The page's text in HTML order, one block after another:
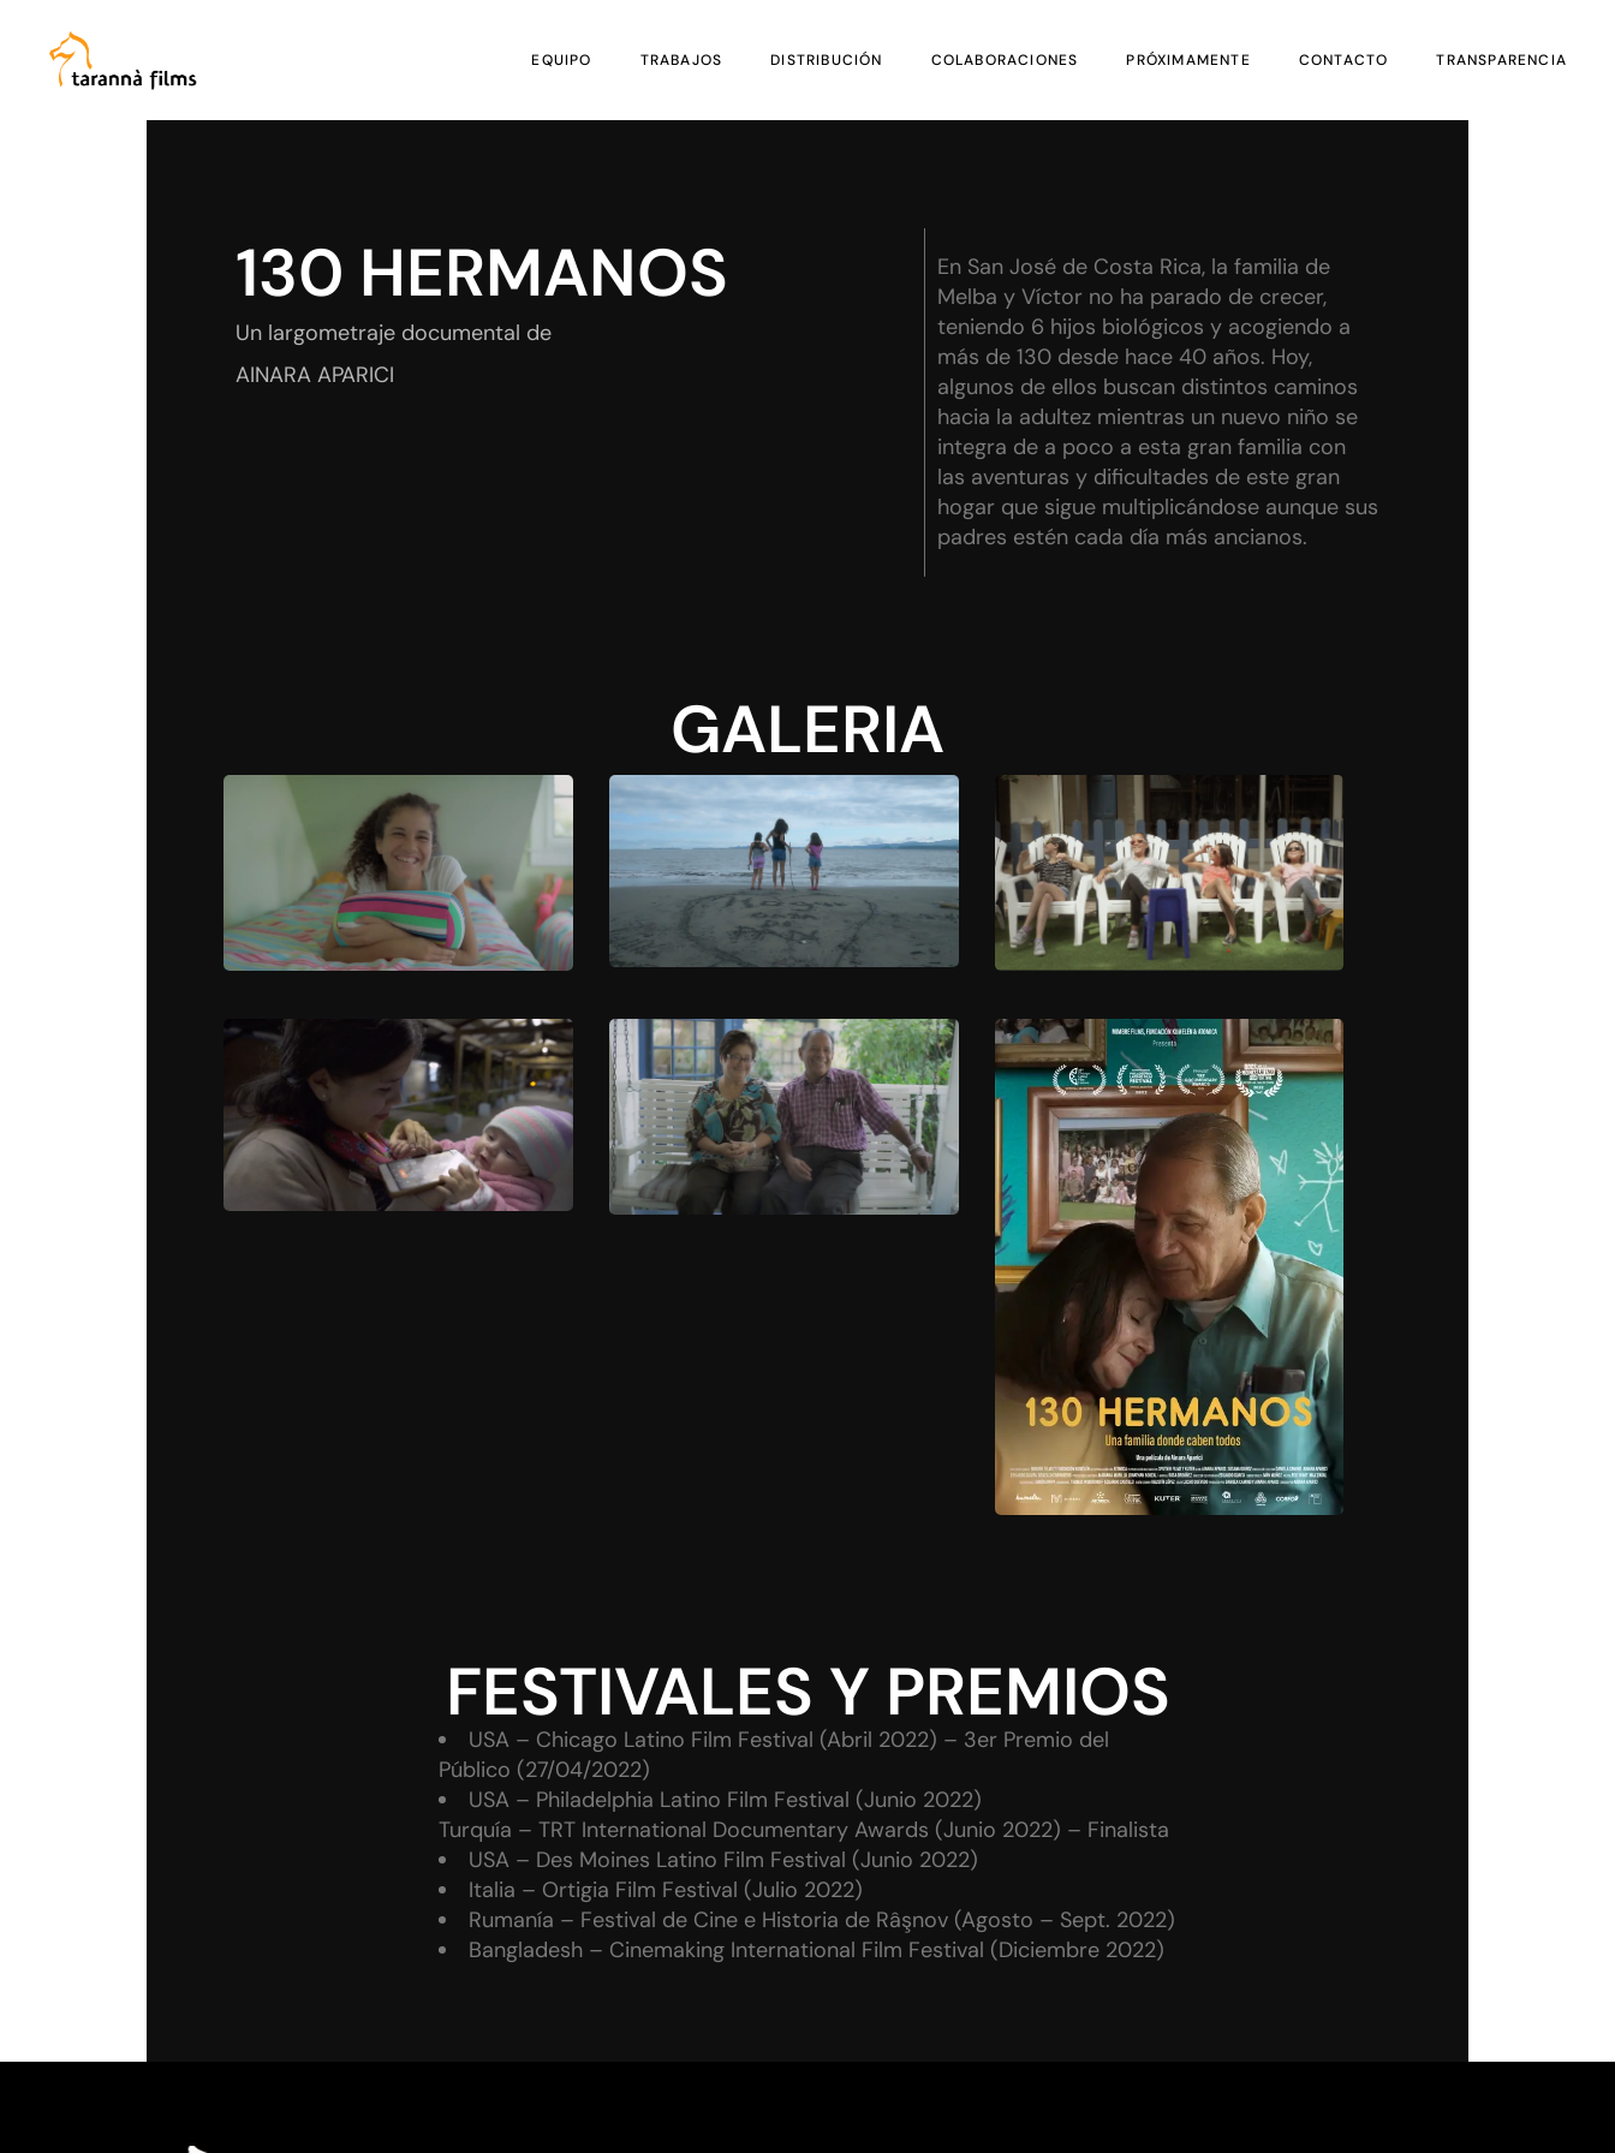
EQUIPO TRABAJOS DISTRIBUCIÓN COLABORACIONES PRÓXIMAMENTE CONTACTO TRANSPARENCIA
130 HERMANOS
Un largometraje documental de
AINARA APARICI
En San José de Costa Rica, la familia de
Melba y Víctor no ha parado de crecer,
teniendo 6 hijos biológicos y acogiendo a
más de 130 desde hace 40 años. Hoy,
algunos de ellos buscan distintos caminos
hacia la adultez mientras un nuevo niño se
integra de a poco a esta gran familia con
las aventuras y dificultades de este gran
hogar que sigue multiplicándose aunque sus
padres estén cada día más ancianos.
GALERIA
FESTIVALES Y PREMIOS
USA – Chicago Latino Film Festival (Abril 2022) – 3er Premio del
Público (27/04/2022)
USA – Philadelphia Latino Film Festival (Junio 2022)
Turquía – TRT International Documentary Awards (Junio 2022) – Finalista
USA – Des Moines Latino Film Festival (Junio 2022)
Italia – Ortigia Film Festival (Julio 2022)
Rumanía – Festival de Cine e Historia de Râşnov (Agosto – Sept. 2022)
Bangladesh – Cinemaking International Film Festival (Diciembre 2022)